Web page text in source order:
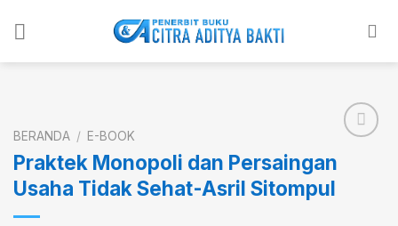
Add to
wishlist
BERANDA / E-BOOK
Praktek Monopoli dan Persaingan
Usaha Tidak Sehat-Asril Sitompul